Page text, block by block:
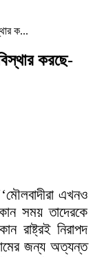
ক...
করছে-
এখনও
সময় তাদেরকে
রাষ্ট্রই নিরাপদ
জন্য অত্যন্ত